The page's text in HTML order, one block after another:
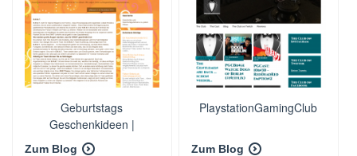
Geburtstags
Geschenkideen |
Geschenkgutscheine
Zum Blog
PlaystationGamingClub
Zum Blog